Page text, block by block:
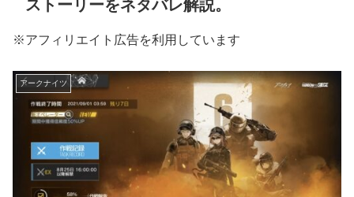
ストーリーをネタバレ解説。
※アフィリエイト広告を利用しています
アークナイツ